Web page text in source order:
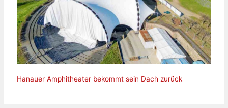
Hanauer Amphitheater bekommt sein Dach zurück